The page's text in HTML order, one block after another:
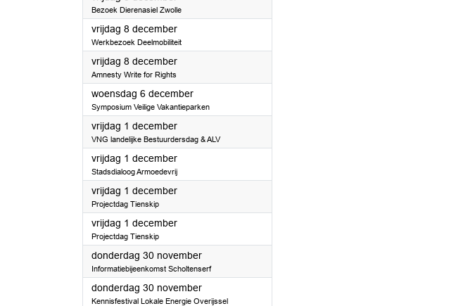
Bezoek Dierenasiel Zwolle
vrijdag 8 december2023
Werkbezoek Deelmobiliteit
vrijdag 8 december2023
Amnesty Write for Rights
woensdag 6 december2023
Symposium Veilige Vakantieparken
vrijdag 1 december2023
VNG landelijke Bestuurdersdag & ALV
vrijdag 1 december2023
Stadsdialoog Armoedevrij
vrijdag 1 december2023
Projectdag Tienskip
vrijdag 1 december2023
Projectdag Tienskip
donderdag 30 november2023
Informatiebijeenkomst Scholtenserf
donderdag 30 november2023
Kennisfestival Lokale Energie Overijssel